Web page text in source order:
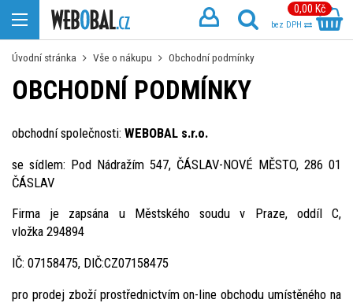
0,00 Kč
bez DPH
Úvodní stránka Vše o nákupu Obchodní podmínky
OBCHODNÍ PODMÍNKY
obchodní společnosti: WEBOBAL s.r.o.
se sídlem: Pod Nádražím 547, ČÁSLAV-NOVÉ MĚSTO, 286 01
ČÁSLAV
Firma je zapsána u Městského soudu v Praze, oddíl C,
vložka 294894
IČ: 07158475, DIČ:CZ07158475
pro prodej zboží prostřednictvím on-line obchodu umístěného na